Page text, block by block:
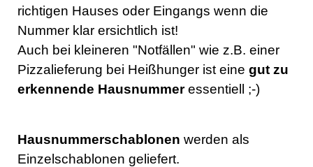
richtigen Hauses oder Eingangs wenn die
Nummer klar ersichtlich ist!
Auch bei kleineren "Notfällen" wie z.B. einer
Pizzalieferung bei Heißhunger ist eine gut zu
erkennende Hausnummeressentiell ;-)
Hausnummerschablonen werden als
Einzelschablonen geliefert.